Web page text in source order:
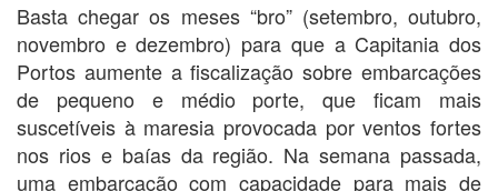
Basta chegar os meses “bro” (setembro, outubro,
novembro e dezembro) para que a Capitania dos
Portos aumente a fiscalização sobre embarcações
de pequeno e médio porte, que ficam mais
suscetíveis à maresia provocada por ventos fortes
nos rios e baías da região. Na semana passada,
uma embarcação com capacidade para mais de